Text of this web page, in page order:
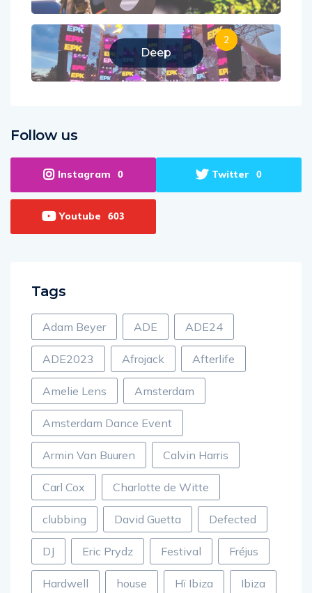
Deep
2
Follow us
Instagram 0 Twitter 0
Youtube 603
Tags
Adam Beyer ADE ADE24
ADE2023 Afrojack Afterlife
Amelie Lens Amsterdam
Amsterdam Dance Event
Armin Van Buuren Calvin Harris
Carl Cox Charlotte de Witte
clubbing David Guetta Defected
DJ Eric Prydz Festival Fréjus
Hardwell house Hï Ibiza Ibiza